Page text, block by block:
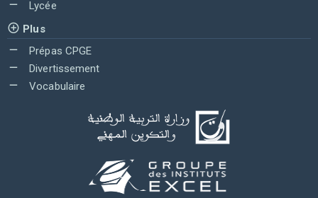
Lycée
Plus
Prépas CPGE
Divertissement
Vocabulaire